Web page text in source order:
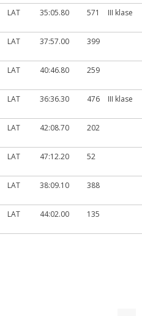
LAT 35:05.80 571 III klase
LAT 37:57.00 399
LAT 40:46.80 259
LAT 36:36.30 476 III klase
LAT 42:08.70 202
LAT 47:12.20 52
LAT 38:09.10 388
LAT 44:02.00 135